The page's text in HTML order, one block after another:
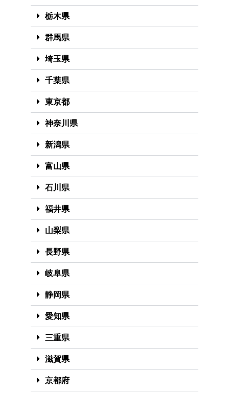
栃木県
群馬県
埼玉県
千葉県
東京都
神奈川県
新潟県
富山県
石川県
福井県
山梨県
長野県
岐阜県
静岡県
愛知県
三重県
滋賀県
京都府